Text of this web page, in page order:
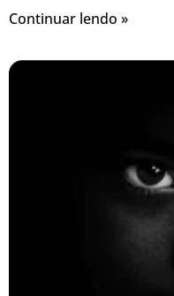
Continuar lendo »